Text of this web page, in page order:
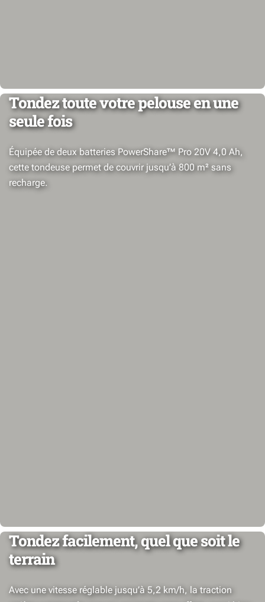
Tondez toute votre pelouse en une
seule fois
Équipée de deux batteries PowerShare™ Pro 20V 4,0 Ah,
cette tondeuse permet de couvrir jusqu’à 800 m² sans
recharge.
Tondez facilement, quel que soit le
terrain
Avec une vitesse réglable jusqu’à 5,2 km/h, la traction